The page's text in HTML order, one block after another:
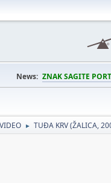
News: ZNAK SAGITE
► TUĐA KRV (ŽALICA,